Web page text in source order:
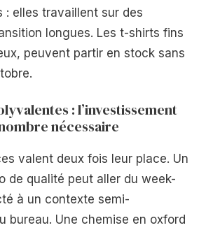
: elles travaillent sur des
longues. Les t-shirts fins
peuvent partir en stock sans
: l’investissement
nécessaire
valent deux fois leur place. Un
de qualité peut aller du week-
à un contexte semi-
bureau. Une chemise en oxford